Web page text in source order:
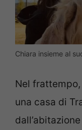
Chiara insieme al
Nel
una casa di